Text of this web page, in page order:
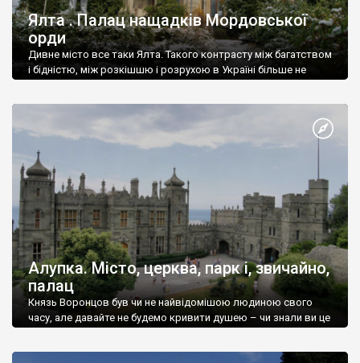
Ялта . Палац нащадків Мордовської
орди
Дивне місто все таки Ялта. Такого контрасту між багатством
і бідністю, між розкішшю і розрухою в Україні більше не
Алупка. Місто, церква, парк і, звичайно,
палац
Князь Воронцов був чи не найвідомішою людиною свого
часу, але давайте не будемо кривити душею – чи знали ви це